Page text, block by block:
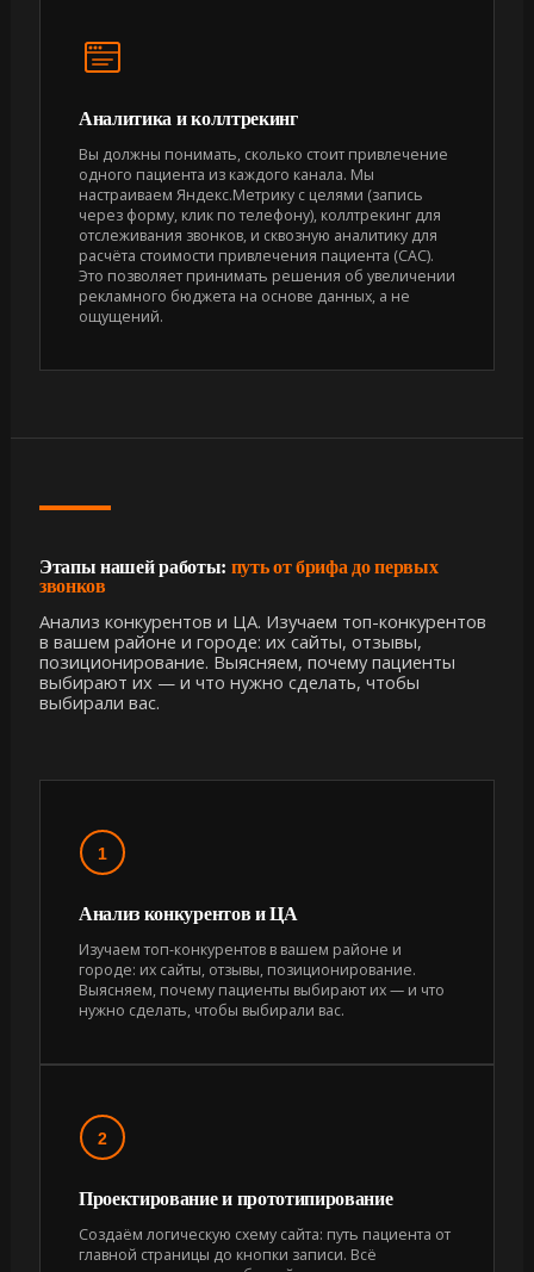
Аналитика и коллтрекинг
Вы должны понимать, сколько стоит привлечение
одного пациента из каждого канала. Мы
настраиваем Яндекс.Метрику с целями (запись
через форму, клик по телефону), коллтрекинг для
отслеживания звонков, и сквозную аналитику для
расчёта стоимости привлечения пациента (CAC).
Это позволяет принимать решения об увеличении
рекламного бюджета на основе данных, а не
ощущений.
Этапы нашей работы: путь от брифа до первых
звонков
Анализ конкурентов и ЦА. Изучаем топ-конкурентов
в вашем районе и городе: их сайты, отзывы,
позиционирование. Выясняем, почему пациенты
выбирают их — и что нужно сделать, чтобы
выбирали вас.
1
Анализ конкурентов и ЦА
Изучаем топ-конкурентов в вашем районе и
городе: их сайты, отзывы, позиционирование.
Выясняем, почему пациенты выбирают их — и что
нужно сделать, чтобы выбирали вас.
2
Проектирование и прототипирование
Создаём логическую схему сайта: путь пациента от
главной страницы до кнопки записи. Всё